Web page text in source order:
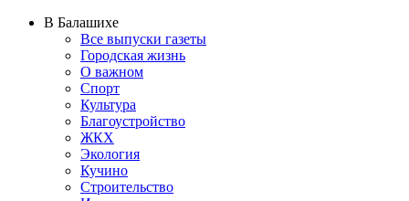
В Балашихе
Все выпуски газеты
Городская жизнь
О важном
Спорт
Культура
Благоустройство
ЖКХ
Экология
Кучино
Строительство